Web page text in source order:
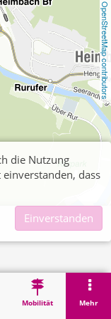
OpenStreetMap contributors
Mobilität Mehr
die Nutzung
dass
Einverstanden